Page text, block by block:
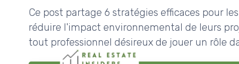
Ce post partage 6 stratégies efficaces pour
réduire l'impact environnemental de leurs
tout professionnel désireux de jouer un rôle